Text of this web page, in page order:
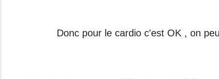
Donc pour le cardio c'est OK , on